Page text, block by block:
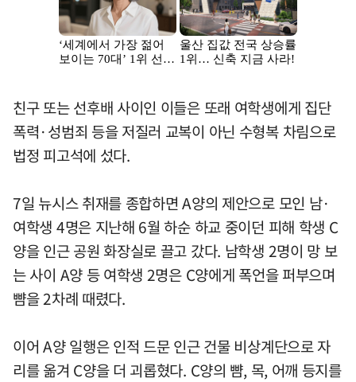
친구 또는 선후배 사이인 이들은 또래 여학생에게 집단
폭력·성범죄 등을 저질러 교복이 아닌 수형복 차림으로
법정 피고석에 섰다.
7일 뉴시스 취재를 종합하면 A양의 제안으로 모인 남·
여학생 4명은 지난해 6월 하순 하교 중이던 피해 학생 C
양을 인근 공원 화장실로 끌고 갔다. 남학생 2명이 망 보
는 사이 A양 등 여학생 2명은 C양에게 폭언을 퍼부으며
뺨을 2차례 때렸다.
이어 A양 일행은 인적 드문 인근 건물 비상계단으로 자
리를 옮겨 C양을 더 괴롭혔다. C양의 뺨, 목, 어깨 등지를